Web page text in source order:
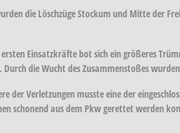
die Löschzüge Stockum und Mitte der
Einsatzkräfte bot sich ein größeres
die Wucht des Zusammenstoßes
der Verletzungen musste eine der
schonend aus dem Pkw gerettet werden